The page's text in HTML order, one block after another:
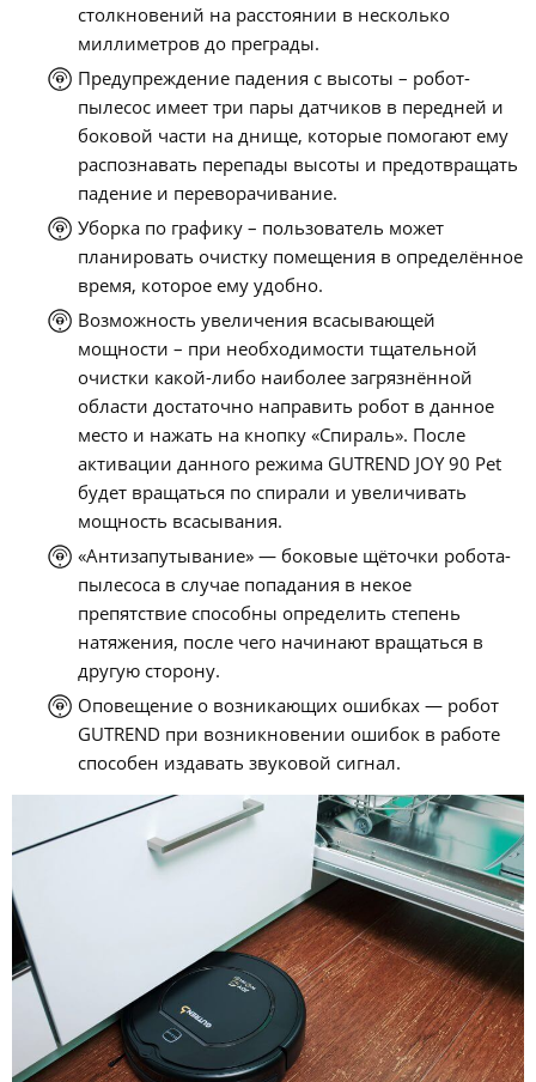
столкновений на расстоянии в несколько
миллиметров до преграды.
Предупреждение падения с высоты – робот-
пылесос имеет три пары датчиков в передней и
боковой части на днище, которые помогают ему
распознавать перепады высоты и предотвращать
падение и переворачивание.
Уборка по графику – пользователь может
планировать очистку помещения в определённое
время, которое ему удобно.
Возможность увеличения всасывающей
мощности – при необходимости тщательной
очистки какой-либо наиболее загрязнённой
области достаточно направить робот в данное
место и нажать на кнопку «Спираль». После
активации данного режима GUTREND JOY 90 Pet
будет вращаться по спирали и увеличивать
мощность всасывания.
«Антизапутывание» — боковые щёточки робота-
пылесоса в случае попадания в некое
препятствие способны определить степень
натяжения, после чего начинают вращаться в
другую сторону.
Оповещение о возникающих ошибках — робот
GUTREND при возникновении ошибок в работе
способен издавать звуковой сигнал.